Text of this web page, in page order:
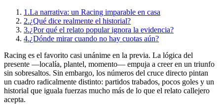
1.La narrativa: un Racing imparable en casa
2.¿Qué dice realmente el historial?
3.¿Por qué el relato popular ignora la evidencia?
4.¿Dónde mirar cuando no hay cuotas aún?
Racing es el favorito casi unánime en la previa. La lógica del
presente —localía, plantel, momento— empuja a creer en un triunfo
sin sobresaltos. Sin embargo, los números del cruce directo pintan
un cuadro radicalmente distinto: partidos trabados, pocos goles y un
historial que iguala fuerzas mucho más de lo que el relato callejero
acepta.